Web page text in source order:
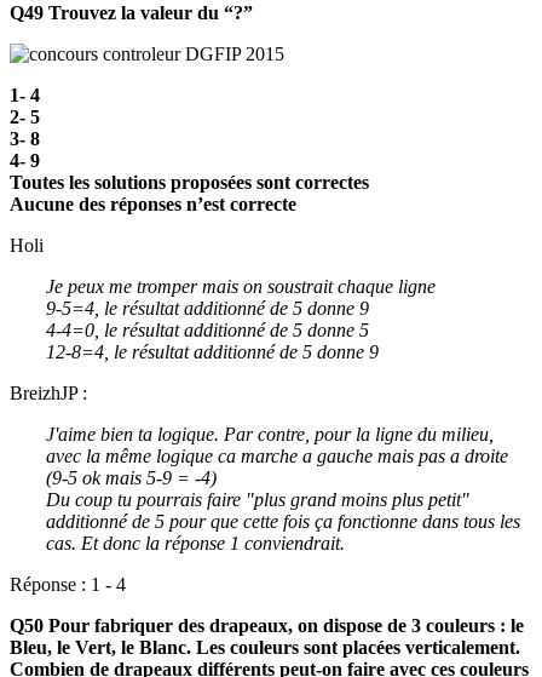
Q49 Trouvez la valeur du “?”
1- 4
2- 5
3- 8
4- 9
Toutes les solutions proposées sont correctes
Aucune des réponses n’est correcte
Holi
Je peux me tromper mais on soustrait chaque ligne
9-5=4, le résultat additionné de 5 donne 9
4-4=0, le résultat additionné de 5 donne 5
12-8=4, le résultat additionné de 5 donne 9
BreizhJP :
J'aime bien ta logique. Par contre, pour la ligne du milieu,
avec la même logique ca marche a gauche mais pas a droite
(9-5 ok mais 5-9 = -4)
Du coup tu pourrais faire "plus grand moins plus petit"
additionné de 5 pour que cette fois ça fonctionne dans tous les
cas. Et donc la réponse 1 conviendrait.
Réponse : 1 - 4
Q50 Pour fabriquer des drapeaux, on dispose de 3 couleurs : le
Bleu, le Vert, le Blanc. Les couleurs sont placées verticalement.
Combien de drapeaux différents peut-on faire avec ces couleurs